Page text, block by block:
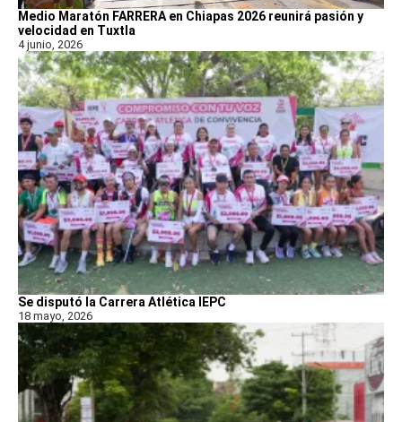
Medio Maratón FARRERA en Chiapas 2026 reunirá pasión y
velocidad en Tuxtla
4 junio, 2026
Se disputó la Carrera Atlética IEPC
18 mayo, 2026